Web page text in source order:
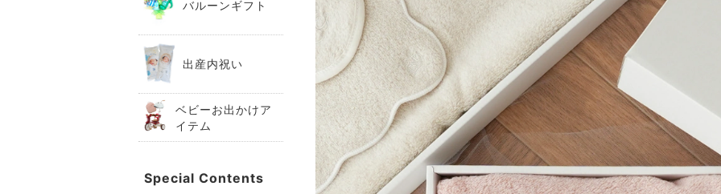
バルーンギフト
出産内祝い
ベビーお出かけア
イテム
Special Contents